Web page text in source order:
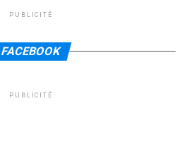
PUBLICITÉ
FACEBOOK
PUBLICITÉ